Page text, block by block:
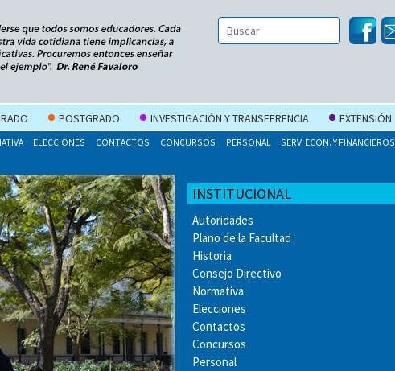
POSTGRADO INVESTIGACIÓN Y TRANSFERENCIA EXTENSIÓN
ELECCIONES CONTACTOS CONCURSOS PERSONAL
SERV. ECON. Y FINANCIEROS
INSTITUCIONAL
Autoridades
Plano de la Facultad
Historia
Consejo Directivo
Normativa
Elecciones
Contactos
Concursos
Personal